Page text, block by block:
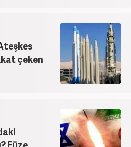
çeken